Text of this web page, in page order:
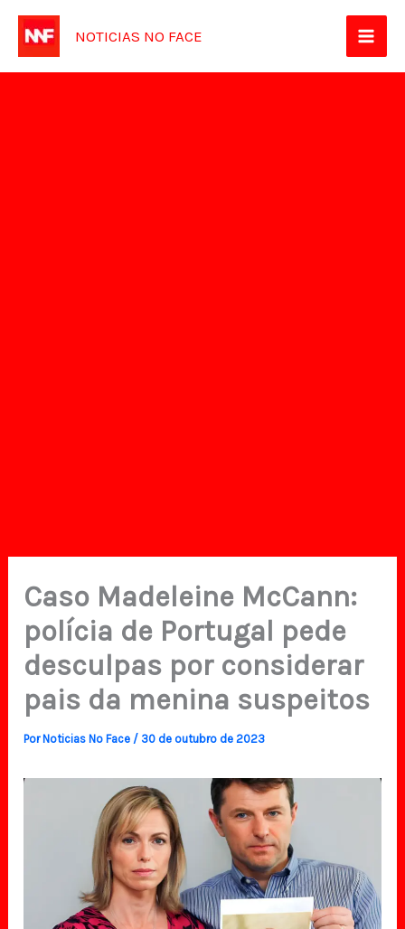
para
NOTICIAS NO FACE
Caso Madeleine McCann:
polícia de Portugal pede
desculpas por considerar
pais da menina suspeitos
PorNoticias No Face / 30 de outubro de 2023